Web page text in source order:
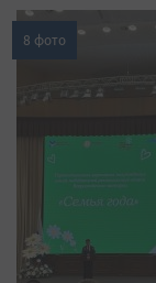
8 фото